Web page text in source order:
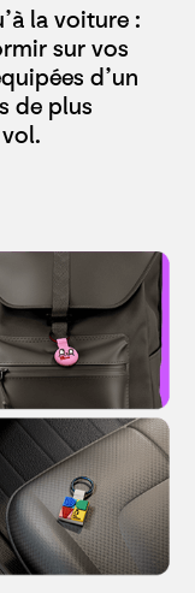
la voiture :
sur vos
d’un
de plus